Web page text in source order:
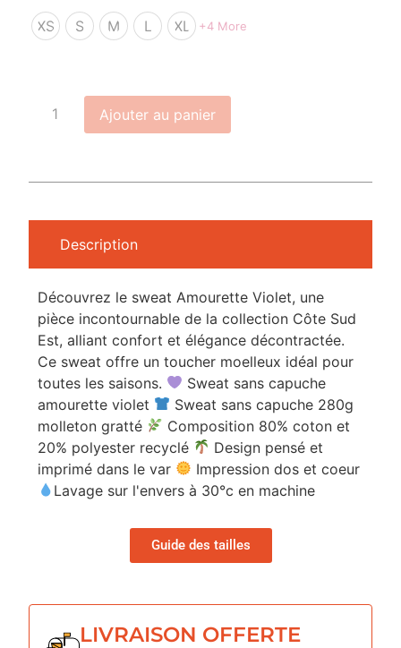
XS S M L XL +4 More
Ajouter au panier
Description
Découvrez le sweat Amourette Violet, une
pièce incontournable de la collection Côte Sud
Est, alliant confort et élégance décontractée.
Ce sweat offre un toucher moelleux idéal pour
toutes les saisons.
Sweat sans capuche
amourette violet
Sweat sans capuche 280g
molleton gratté
Composition 80% coton et
20% polyester recyclé
Design pensé et
imprimé dans le var
Impression dos et coeur
Lavage sur l'envers à 30°c en machine
Guide des tailles
LIVRAISON OFFERTE